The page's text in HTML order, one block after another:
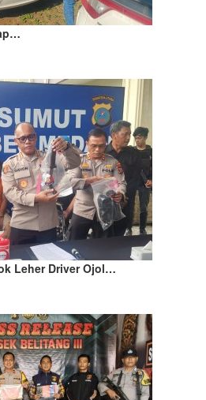
Leher Driver Ojol…